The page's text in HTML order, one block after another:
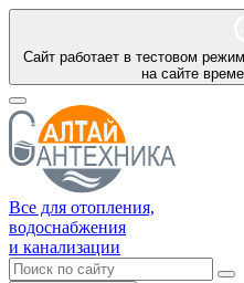
Сайт работает в тестовом
на сайте
Все для отопления,
водоснабжения
и канализации